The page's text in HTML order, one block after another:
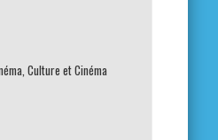
Culture et Cinéma